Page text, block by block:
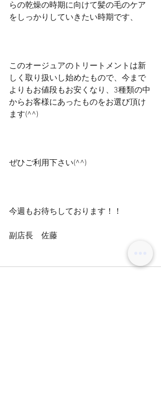
らの乾燥の時期に向けて髪の毛のケア
をしっかりしていきたい時期です、
このオージュアのトリートメントは新
しく取り扱いし始めたもので、今まで
よりもお値段もお安くなり、3種類の中
からお客様にあったものをお選び頂け
ます(^^)
ぜひご利用下さい(^^)
今週もお待ちしております！！
副店長　佐藤